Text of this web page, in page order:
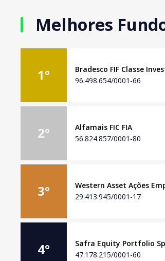
Melhores
1°
Bradesco FIF Classe
96.498.654/0001-66
2°
Alfamais FIC FIA
56.824.857/0001-80
3°
Western Asset Ações
29.413.945/0001-17
4°
Safra Equity Portfolio
47.178.215/0001-60